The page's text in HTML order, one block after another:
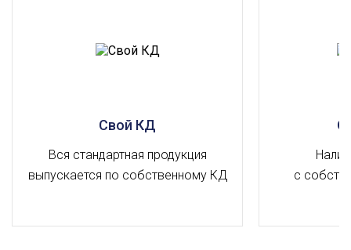
Свой КД
Вся стандартная продукция
выпускается по собственному КД
с